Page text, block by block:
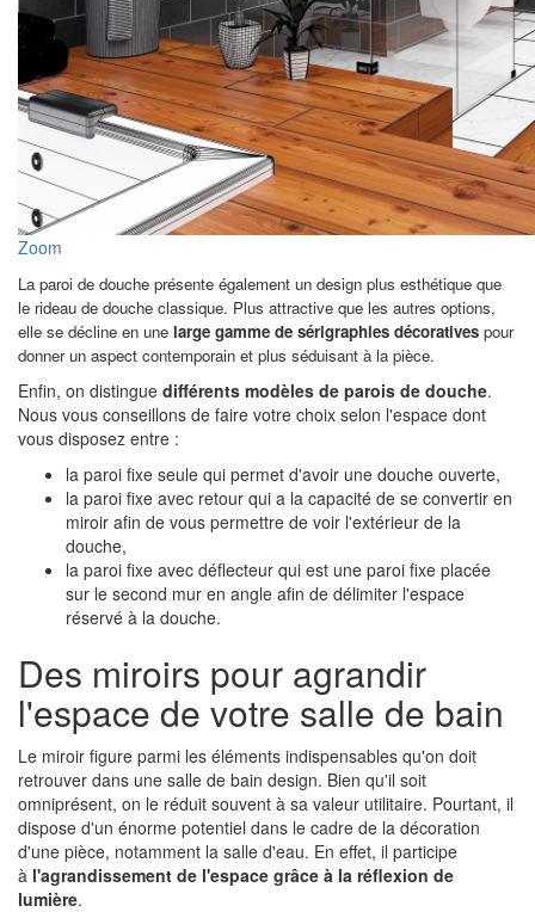
Zoom
La paroi de douche présente également un design plus esthétique que
le rideau de douche classique. Plus attractive que les autres options,
elle se décline en une large gamme de sérigraphies décoratives pour
donner un aspect contemporain et plus séduisant à la pièce.
Enfin, on distingue différents modèles de parois de douche.
Nous vous conseillons de faire votre choix selon l'espace dont
vous disposez entre :
la paroi fixe seule qui permet d'avoir une douche ouverte,
la paroi fixe avec retour qui a la capacité de se convertir en
miroir afin de vous permettre de voir l'extérieur de la
douche,
la paroi fixe avec déflecteur qui est une paroi fixe placée
sur le second mur en angle afin de délimiter l'espace
réservé à la douche.
Des miroirs pour agrandir
l'espace de votre salle de bain
Le miroir figure parmi les éléments indispensables qu'on doit
retrouver dans une salle de bain design. Bien qu'il soit
omniprésent, on le réduit souvent à sa valeur utilitaire. Pourtant, il
dispose d'un énorme potentiel dans le cadre de la décoration
d'une pièce, notamment la salle d'eau. En effet, il participe
à l'agrandissement de l'espace grâce à la réflexion de
lumière.